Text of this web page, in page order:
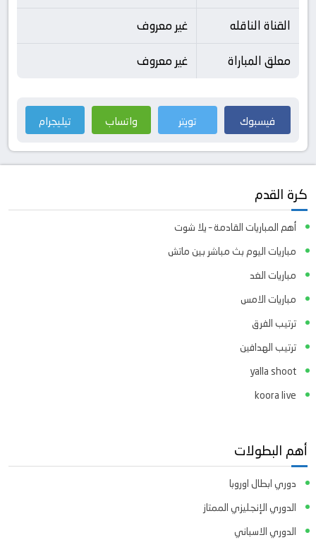
القناة الناقله
غير معروف
معلق المباراة
غير معروف
فيسبوك تويتر واتساب تيليجرام
كرة القدم
أهم المباريات القادمة – يلا شوت
مباريات اليوم بث مباشر بين ماتش
مباريات الغد
مباريات الامس
ترتيب الفرق
ترتيب الهدافين
yalla shoot
koora live
أهم البطولات
دوري ابطال اوروبا
الدوري الإنجليزي الممتاز
الدوري الاسباني